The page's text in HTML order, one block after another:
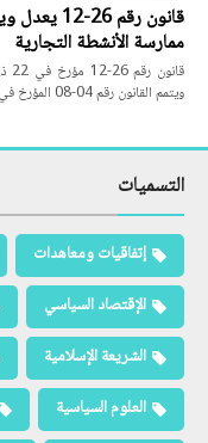
ممارسة الأنشطة التجارية
ويتمم القانون رقم 04-08 المؤرخ في 27 جماد…
التسميات
إتفاقيات ومعاهدات
الإقتصاد السياسي
الشريعة الإسلامية
العلوم السياسية